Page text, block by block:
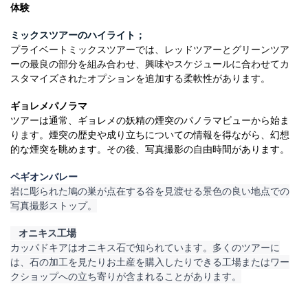
体験
ミックスツアーのハイライト；
プライベートミックスツアーでは、レッドツアーとグリーンツア
ーの最良の部分を組み合わせ、興味やスケジュールに合わせてカ
スタマイズされたオプションを追加する柔軟性があります。
ギョレメパノラマ
ツアーは通常、ギョレメの妖精の煙突のパノラマビューから始ま
ります。煙突の歴史や成り立ちについての情報を得ながら、幻想
的な煙突を眺めます。その後、写真撮影の自由時間があります。
ペギオンバレー
岩に彫られた鳩の巣が点在する谷を見渡せる景色の良い地点での
写真撮影ストップ。
オニキス工場
カッパドキアはオニキス石で知られています。多くのツアーに
は、石の加工を見たりお土産を購入したりできる工場またはワー
クショップへの立ち寄りが含まれることがあります。